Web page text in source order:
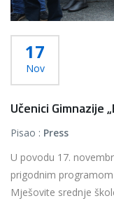
17
Nov
Učenici Gimnazije
Pisao : Press
U povodu 17.
prigodnim programom
Mješovite srednje